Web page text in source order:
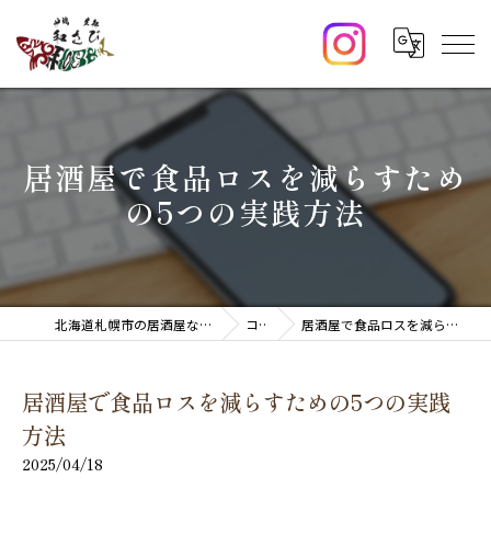
居酒屋で食品ロスを減らすため
の5つの実践方法
北海道札幌市の居酒屋なら炉端・生新 和さび コラム 居酒屋で食品ロスを減らすための5つの実践方法
居酒屋で食品ロスを減らすための5つの実践
方法
2025/04/18